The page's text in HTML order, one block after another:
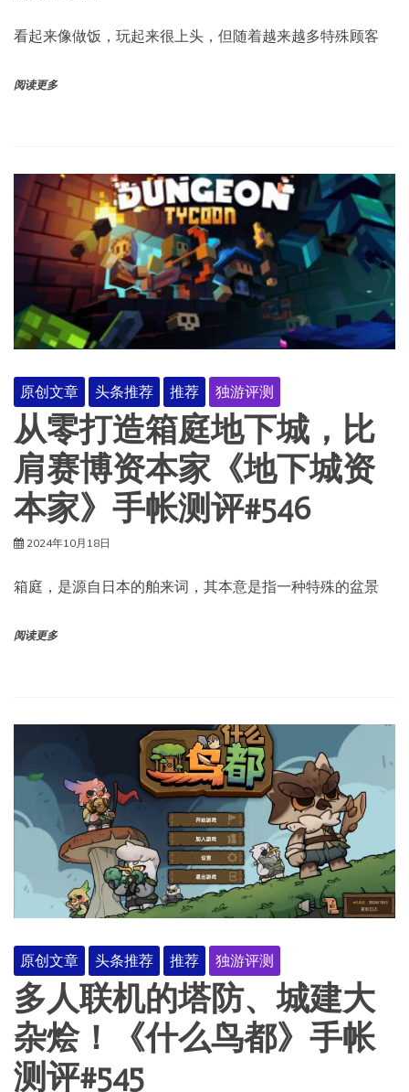
看起来像做饭，玩起来很上头，但随着越来越多特殊顾客
阅读更多
原创文章 头条推荐 推荐 独游评测
从零打造箱庭地下城，比
肩赛博资本家《地下城资
本家》手帐测评#546
2024年10月18日
箱庭，是源自日本的舶来词，其本意是指一种特殊的盆景
阅读更多
原创文章 头条推荐 推荐 独游评测
多人联机的塔防、城建大
杂烩！《什么鸟都》手帐
测评#545